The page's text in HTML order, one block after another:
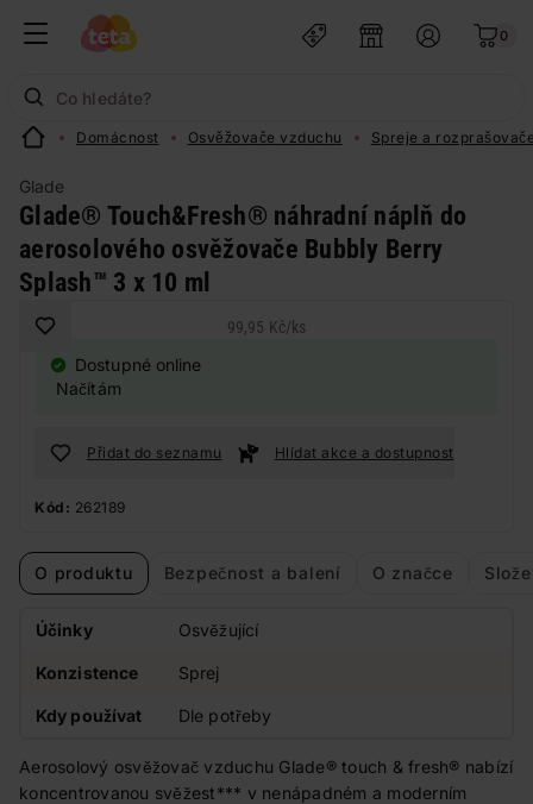
0
Domácnost Osvěžovače vzduchu Spreje a
Glade
Glade® Touch&Fresh® náhradní náplň do
aerosolového osvěžovače Bubbly Berry
Splash™ 3 x 10 ml
99,95 Kč/ks
Dostupné online
Načítám
Přidat do seznamu Hlídat akce a dostupnost
Kód: 262189
O produktu Bezpečnost a balení O značce
Účinky Osvěžující
Konzistence Sprej
Kdy používat Dle potřeby
Aerosolový osvěžovač vzduchu Glade® touch & fresh® nabízí
koncentrovanou svěžest*** v nenápadném a moderním